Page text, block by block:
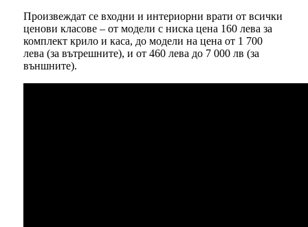
Произвеждат се входни и интериорни врати от всички
ценови класове – от модели с ниска цена 160 лева за
комплект крило и каса, до модели на цена от 1 700
лева (за вътрешните), и от 460 лева до 7 000 лв (за
външните).